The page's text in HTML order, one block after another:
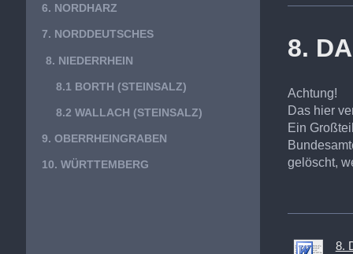
8.
Achtung!
Das hier
Ein
gelöscht,
8.
6. NORDHARZ
7. NORDDEUTSCHES
8. NIEDERRHEIN
8.1 BORTH (STEINSALZ)
8.2 WALLACH (STEINSALZ)
9. OBERRHEINGRABEN
10. WÜRTTEMBERG